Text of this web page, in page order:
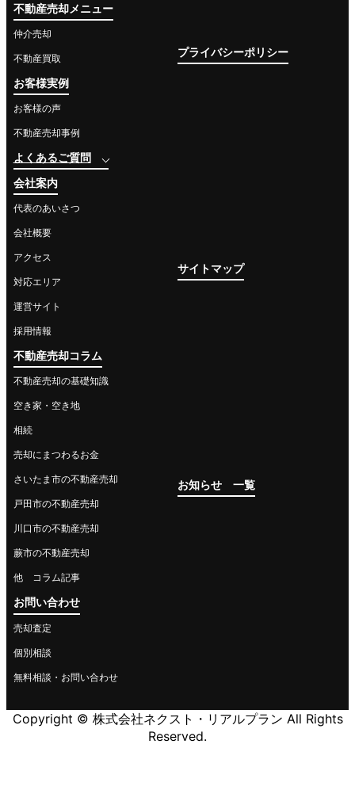
不動産売却メニュー
仲介売却
不動産買取
お客様実例
お客様の声
不動産売却事例
よくあるご質問
会社案内
代表のあいさつ
会社概要
アクセス
対応エリア
運営サイト
採用情報
不動産売却コラム
不動産売却の基礎知識
空き家・空き地
相続
売却にまつわるお金
さいたま市の不動産売却
戸田市の不動産売却
川口市の不動産売却
蕨市の不動産売却
他 コラム記事
お問い合わせ
売却査定
個別相談
無料相談・お問い合わせ
プライバシーポリシー
サイトマップ
お知らせ 一覧
Copyright © 株式会社ネクスト・リアルプラン All Rights
Reserved.